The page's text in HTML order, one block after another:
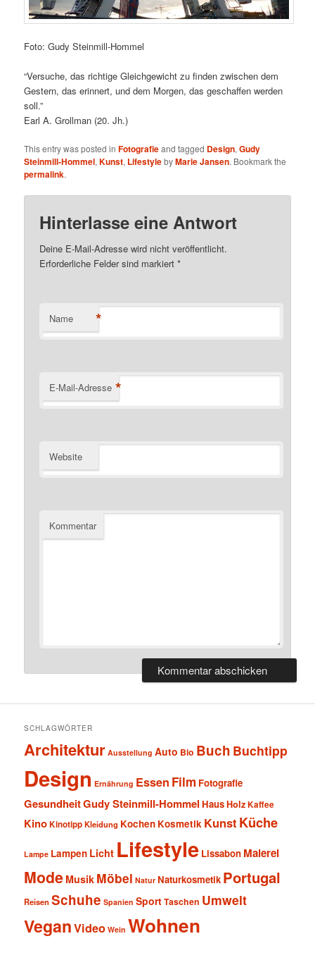
Foto: Gudy Steinmill-Hommel
“Versuche, das richtige Gleichgewicht zu finden zwischen dem
Gestern, das erinnert, und dem Morgen, das geschaffen werden
soll.”
Earl A. Grollman (20. Jh.)
This entry was posted inFotografieand tagged Design,Gudy
Steinmill-Hommel,Kunst, LifestylebyMarie Jansen. Bookmark the
permalink.
Hinterlasse eine Antwort
Deine E-Mail-Adresse wird nicht veröffentlicht.
Erforderliche Felder sind markiert*
Name *
E-Mail-Adresse *
Website
Kommentar
SCHLAGWÖRTER
Architektur Ausstellung Auto Bio Buch Buchtipp
Design Ernährung Essen Film Fotografie
GesundheitGudy Steinmill-Hommel HausHolzKaffee
KinoKinotippKleidung Kochen Kosmetik Kunst Küche
Lampe Lampen Licht Lifestyle Lissabon Malerei
Mode Musik Möbel Natur Naturkosmetik Portugal
ReisenSchuhe Spanien SportTaschen Umwelt
VeganVideo Wein Wohnen